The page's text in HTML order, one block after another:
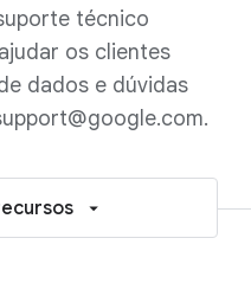
técnico
os clientes
dados e dúvidas